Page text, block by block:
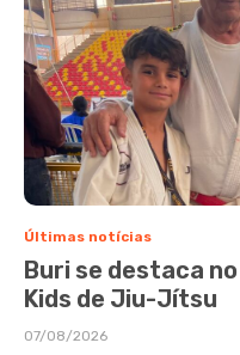
Últimas notícias
Buri se destaca
Kids de Jiu-Jítsu
07/08/2026